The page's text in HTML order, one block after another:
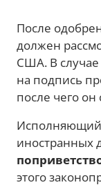
После
должен
США. В
на подпись
после чего
Исполняющий
иностранных
этого